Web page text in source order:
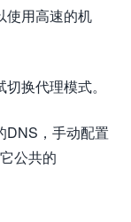
使用高速的机
换代理模式。
DNS，手动配置
公共的